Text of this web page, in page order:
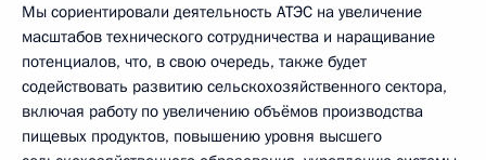
Мы сориентировали деятельность АТЭС на увеличение
масштабов технического сотрудничества и наращивание
потенциалов, что, в свою очередь, также будет
содействовать развитию сельскохозяйственного сектора,
включая работу по увеличению объёмов производства
пищевых продуктов, повышению уровня высшего